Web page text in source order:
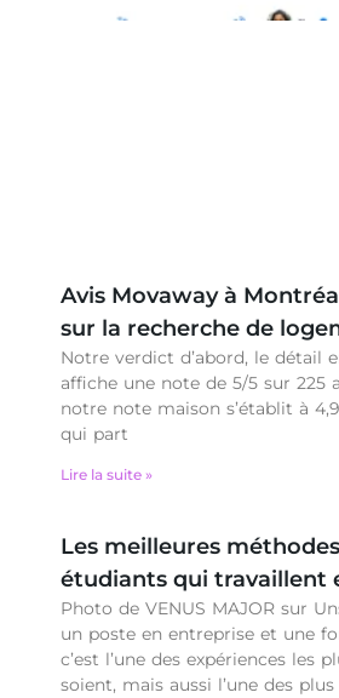
Avis Movaway à
sur la recherche de
Notre verdict d’abord, le détail
affiche une note de 5/5 sur 225
notre note maison s’établit à
qui part
Lire la suite »
Les meilleures
étudiants qui travaillent
Photo de VENUS MAJOR sur
un poste en entreprise et une
c’est l’une des expériences les
soient, mais aussi l’une des plus